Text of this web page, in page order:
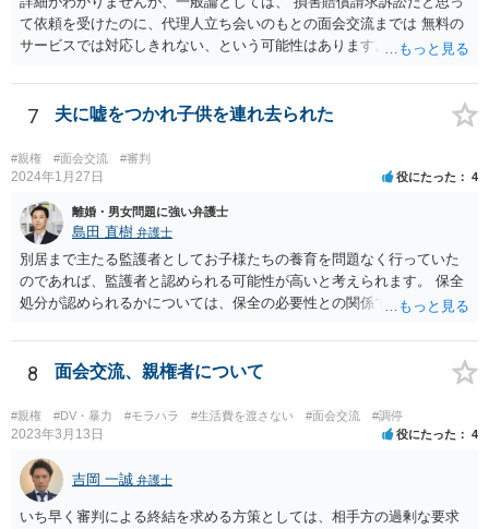
て依頼を受けたのに、代理人立ち会いのもとの面会交流までは 無料の
サービスでは対応しきれない、という可能性はあります。 また、原案
というのは 代理人の同意がない以上、難しいかもしれません。 以上は
あくまでネットで断片的に事情をお聞きした限りの意見ですので、詳
て、弁護士に面談相談に行くのが一番だと思います。
7 夫に嘘をつかれ子供を連れ去られた
#親権 #面会交流 #審判
2024年1月27日 役にたった 4
離婚・男女問題に強い弁護士
島田 直樹 弁護士
別居まで主たる監護者としてお子様たちの養育を問題なく行っていた
のであれば、監護者と認められる可能性が高いと考えられます。 保全
処分が認められるかについては、保全の必要性との関係でなんともい
す。 精神的なご負担も大きいと思いますが、担当の弁護士とよく相談
しながら手続を進めてください。
8 面会交流、親権者について
#親権 #DV・暴力 #モラハラ #生活費を渡さない #面会交流 #調停
2023年3月13日 役にたった 4
吉岡 一誠 弁護士
いち早く審判による終結を求める方策としては、相手方の過剰な要求